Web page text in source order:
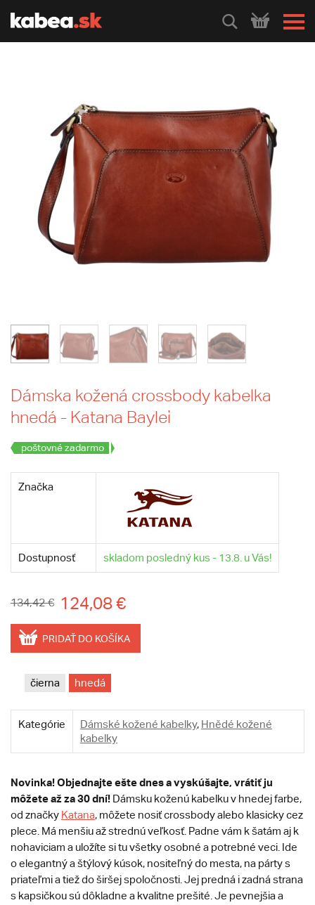
HLEDEJ
Dámska kožená crossbody kabelka
hnedá - Katana Baylei
poštovné zadarmo
Značka
Dostupnosť skladom posledný kus - 13.8. u Vás!
134,42 € 124,08 €
PRIDAŤ DO KOŠÍKA
čierna hnedá
Kategórie Dámské kožené kabelky, Hnědé kožené
kabelky
Novinka! Objednajte ešte dnes a vyskúšajte, vrátiť ju
môžete až za 30 dní! Dámsku koženú kabelku v hnedej farbe,
od značky Katana, môžete nosiť crossbody alebo klasicky cez
plece. Má menšiu až strednú veľkosť. Padne vám k šatám aj k
nohaviciam a uložíte si tu všetky osobné a potrebné veci. Ide
o elegantný a štýlový kúsok, nositeľný do mesta, na párty s
priateľmi a tiež do širšej spoločnosti. Jej predná i zadná strana
s kapsičkou sú dôkladne a kvalitne prešité. Je pevnejšia a